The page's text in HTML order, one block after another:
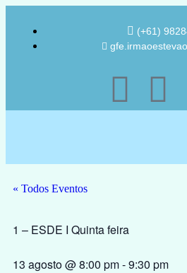
(+61)
« Todos Eventos
1 – ESDE I Quinta feira
13 agosto@8:00 pm-9:30 pm